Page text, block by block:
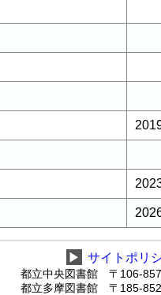
▶ サイトポリ
都立中央図書館 〒106-
都立多摩図書館 〒185-